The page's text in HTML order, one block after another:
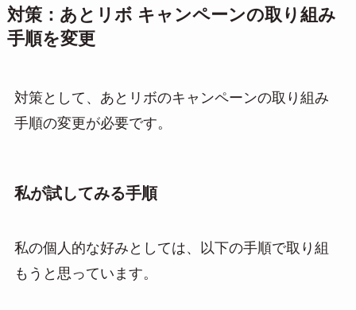
対策：あとリボ キャンペーンの取り組み
手順を変更
対策として、あとリボのキャンペーンの取り組み
手順の変更が必要です。
私が試してみる手順
私の個人的な好みとしては、以下の手順で取り組
もうと思っています。